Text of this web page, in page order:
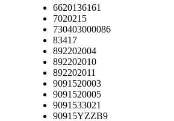
6620136161
7020215
730403000086
83417
892202004
892202010
892202011
9091520003
9091520005
9091533021
90915YZZB9